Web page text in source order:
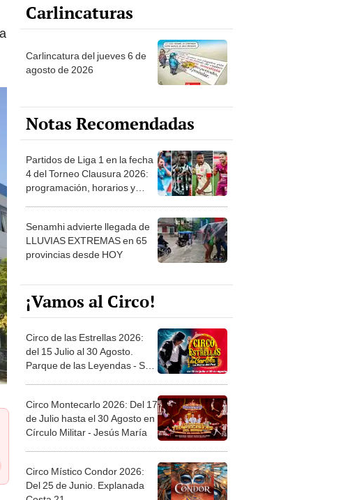
agosto de 2026
Notas Recomendadas
Partidos de Liga 1 en la fecha
4 del Torneo Clausura 2026:
programación, horarios y
Senamhi advierte llegada de
LLUVIAS EXTREMAS en 65
provincias desde HOY
¡Vamos al Circo!
Circo de las Estrellas 2026:
del 15 Julio al 30 Agosto.
Parque de las Leyendas - San
Miguel
Circo Montecarlo 2026: Del 17
de Julio hasta el 30 Agosto en
Círculo Militar - Jesús María
Circo Místico Condor 2026:
Del 25 de Junio. Explanada
Costa 21